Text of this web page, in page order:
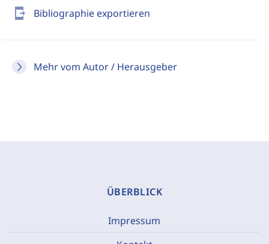
send_to_mobile Bibliographie exportieren
Mehr vom Autor / Herausgeber
ÜBERBLICK
Impressum